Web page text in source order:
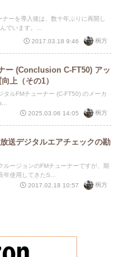
ーを導入後は、数十年ぶりに再開し
でいます。...
2017.03.18 9:46
椀方
ー (Conclusion C-FT50) アッ
上（その1）
タルFMチューナー (C-FT50) のメーカ
2025.03.06 14:05
椀方
送デジタルエアチェックの勘
ルージョンのFMチューナーですが、期
使用してきたS...
2017.02.18 10:57
椀方